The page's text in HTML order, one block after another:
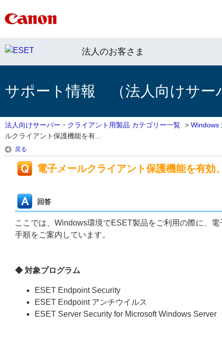
法人のお客さま
サポート情報 （法人向けサー
法人向けサーバー・クライアント用製品 カテゴリー一覧 > Windows
ルクライアント保護機能を有...
戻る
電子メールクライアント保護機能を有効
回答
ここでは、Windows環境でESET製品をご利用の際に、
手順をご案内しています。
◆ 対象プログラム
ESET Endpoint Security
ESET Endpoint アンチウイルス
ESET Server Security for Microsoft Windows Server